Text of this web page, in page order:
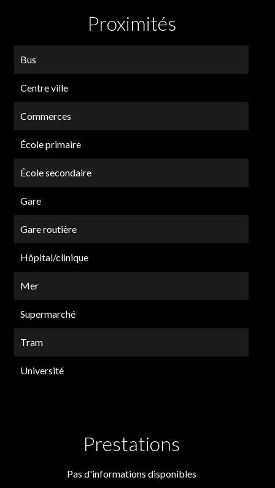
Proximités
Bus
Centre ville
Commerces
École primaire
École secondaire
Gare
Gare routière
Hôpital/clinique
Mer
Supermarché
Tram
Université
Prestations
Pas d'informations disponibles